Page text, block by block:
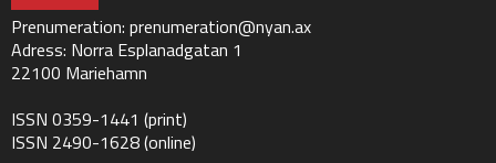
Prenumeration: prenumeration@nyan.ax
Adress: Norra Esplanadgatan 1
22100 Mariehamn
ISSN 0359-1441 (print)
ISSN 2490-1628 (online)